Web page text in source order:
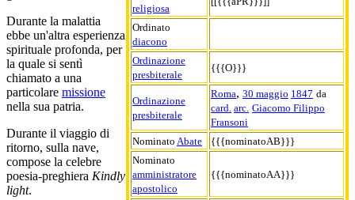
religiosa
Ordinato
diacono
Ordinazione
presbiterale
{{{O}}}
Ordinazione
presbiterale
Roma, 30 maggio 1847 da
card. arc. Giacomo Filippo
Fransoni
Nominato Abate
{{{nominatoAB}}}
Nominato
amministratore
apostolico
{{{nominatoAA}}}
Durante la malattia
ebbe un'altra esperienza
spirituale profonda, per
la quale si sentì
chiamato a una
particolare missione
nella sua patria.
Durante il viaggio di
ritorno, sulla nave,
compose la celebre
poesia-preghiera Kindly
light.